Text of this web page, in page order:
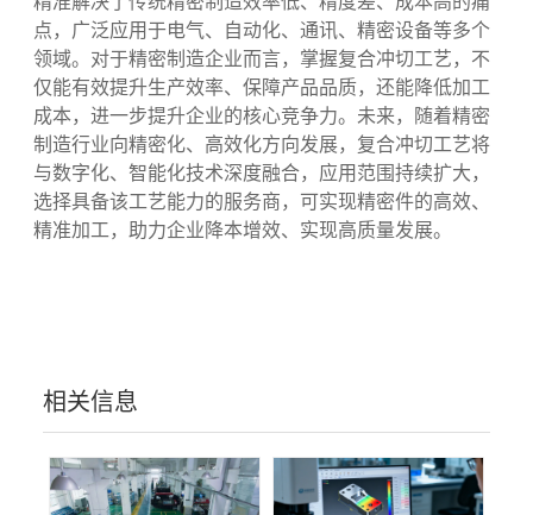
适配强：可通过模具组合，加工各类复杂结构的精密
品质优：一次成型减少精密件的搬运与接触，大幅降
总结：复合冲切工艺，助力精密制造行
业高质量发展
复合冲切工艺凭借集成化、一体化的核心特点，
精准解决了传统精密制造效率低、精度差、成本高的痛
点，广泛应用于电气、自动化、通讯、精密设备等多个
与数字化、智能化技术深度融合，应用范围持续扩大，
选择具备该工艺能力的服务商，可实现精密件的高效、